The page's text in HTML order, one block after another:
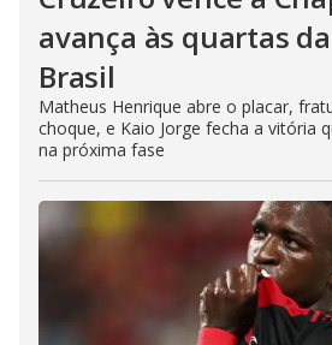
avança às quartas
Brasil
Matheus Henrique abre o placar,
choque, e Kaio Jorge fecha a vitória
na próxima fase